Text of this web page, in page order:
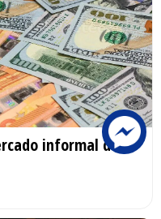
informal de